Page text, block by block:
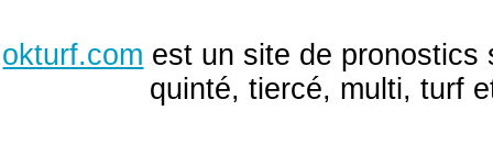
okturf.com est un site de pronostics
quinté, tiercé, multi, turf